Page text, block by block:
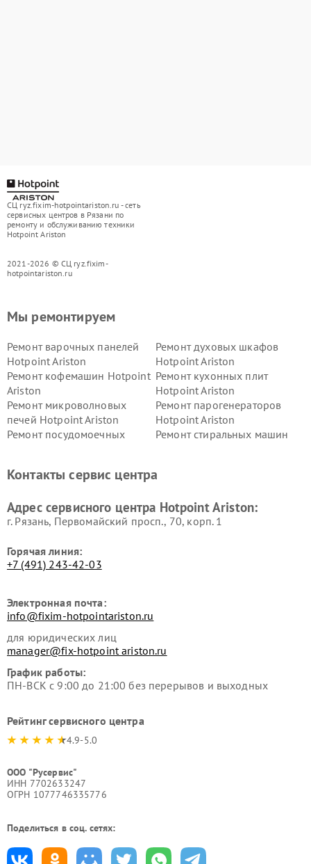
СЦ ryz.fixim-hotpointariston.ru - сеть
сервисных центров в Рязани по
ремонту и обслуживанию техники
Hotpoint Ariston
2021-2026 © СЦ ryz.fixim-
hotpointariston.ru
Мы ремонтируем
Ремонт варочных панелей
Hotpoint Ariston
Ремонт духовых шкафов
Hotpoint Ariston
Ремонт кофемашин Hotpoint
Ariston
Ремонт кухонных плит
Hotpoint Ariston
Ремонт микроволновых
печей Hotpoint Ariston
Ремонт парогенераторов
Hotpoint Ariston
Ремонт посудомоечных
Ремонт стиральных машин
Hotpoint Ariston
Hotpoint Ariston
Ariston
Hotpoint Ariston
Контакты сервис центра
Адрес сервисного центра Hotpoint Ariston:
г. Рязань, Первомайский просп., 70, корп. 1
Горячая линия:
+7 (491) 243-42-03
Электронная почта:
info@fixim-hotpointariston.ru
для юридических лиц
manager@fix-hotpoint ariston.ru
График работы:
ПН-ВСК с 9:00 до 21:00 без перерывов и выходных
Рейтинг сервисного центра
4.9-5.0
ООО "Русервис"
ИНН 7702633247
ОГРН 1077746335776
Поделиться в соц. сетях: